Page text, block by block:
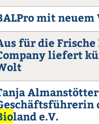
mit neuem
für die
liefert
land e.V.